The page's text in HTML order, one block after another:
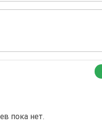
пока нет.